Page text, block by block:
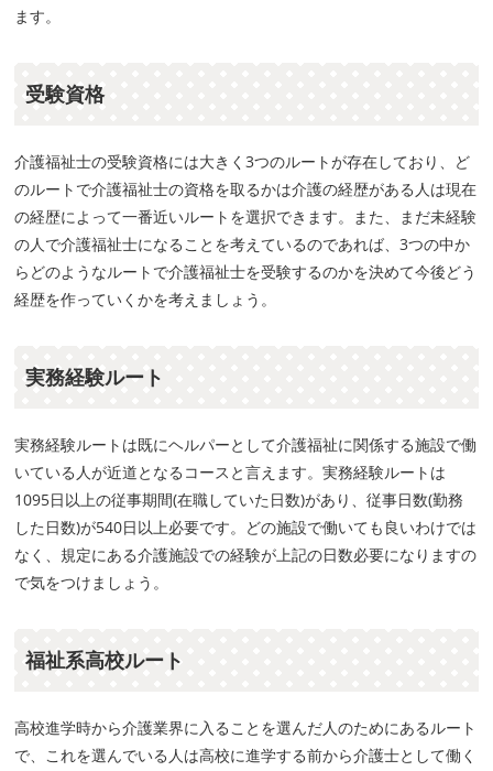
ます。
受験資格
介護福祉士の受験資格には大きく3つのルートが存在しており、ど
のルートで介護福祉士の資格を取るかは介護の経歴がある人は現在
の経歴によって一番近いルートを選択できます。また、まだ未経験
の人で介護福祉士になることを考えているのであれば、3つの中か
らどのようなルートで介護福祉士を受験するのかを決めて今後どう
経歴を作っていくかを考えましょう。
実務経験ルート
実務経験ルートは既にヘルパーとして介護福祉に関係する施設で働
いている人が近道となるコースと言えます。実務経験ルートは
1095日以上の従事期間(在職していた日数)があり、従事日数(勤務
した日数)が540日以上必要です。どの施設で働いても良いわけでは
なく、規定にある介護施設での経験が上記の日数必要になりますの
で気をつけましょう。
福祉系高校ルート
高校進学時から介護業界に入ることを選んだ人のためにあるルート
で、これを選んでいる人は高校に進学する前から介護士として働く